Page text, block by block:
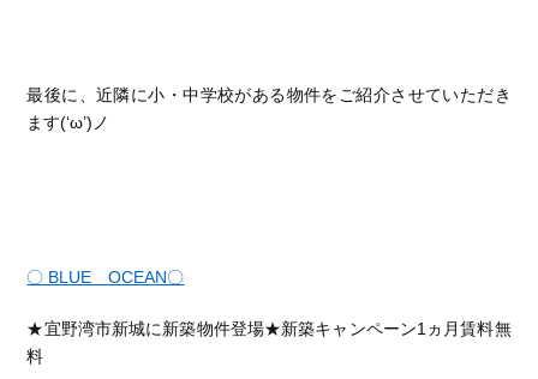
最後に、近隣に小・中学校がある物件をご紹介させていただき
ます(‘ω’)ノ
〇 BLUE OCEAN〇
★宜野湾市新城に新築物件登場★新築キャンペーン1ヵ月賃料無
料